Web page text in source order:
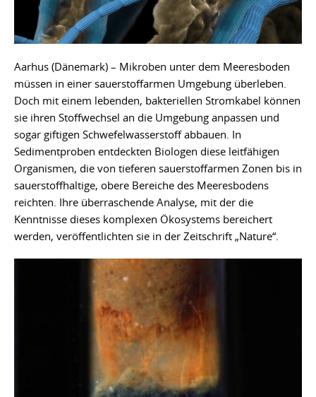
Aarhus (Dänemark) – Mikroben unter dem Meeresboden
müssen in einer sauerstoffarmen Umgebung überleben.
Doch mit einem lebenden, bakteriellen Stromkabel können
sie ihren Stoffwechsel an die Umgebung anpassen und
sogar giftigen Schwefelwasserstoff abbauen. In
Sedimentproben entdeckten Biologen diese leitfähigen
Organismen, die von tieferen sauerstoffarmen Zonen bis in
sauerstoffhaltige, obere Bereiche des Meeresbodens
reichten. Ihre überraschende Analyse, mit der die
Kenntnisse dieses komplexen Ökosystems bereichert
werden, veröffentlichten sie in der Zeitschrift „Nature“.